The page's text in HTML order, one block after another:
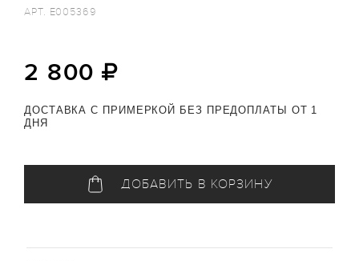
АРТ. E005369
2 800
ДОСТАВКА С ПРИМЕРКОЙ БЕЗ ПРЕДОПЛАТЫ ОТ 1
ДНЯ
ДОБАВИТЬ В КОРЗИНУ